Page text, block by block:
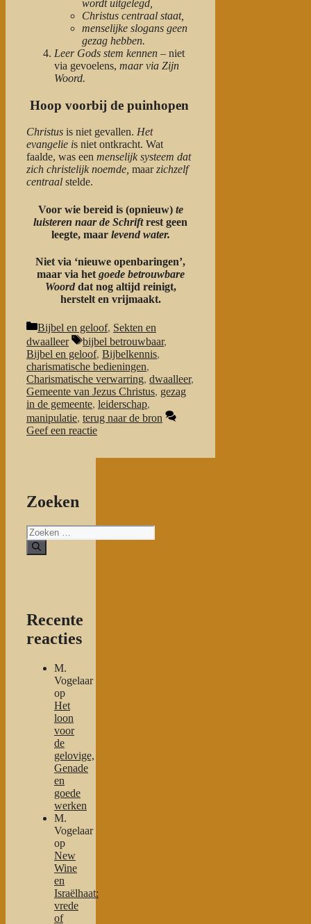
wordt uitgelegd,
Christus centraal staat,
menselijke slogans geen
gezag hebben.
Leer Gods stem kennen – niet
via gevoelens, maar via Zijn
Woord.
Hoop voorbij de puinhopen
Christus is niet gevallen. Het
evangelie is niet ontkracht. Wat
faalde, was een menselijk systeem dat
zich christelijk noemde, maarzichzelf
centraal stelde.
Voor wie bereid is (opnieuw) te
luisteren naar de Schriftrest geen
leegte, maar levend water.
Niet via ‘nieuwe openbaringen’,
maar via hetgoede betrouwbare
Woorddat nog altijd reinigt,
herstelt en vrijmaakt.
Categorieën
Bijbel en geloof, Sekten en
dwaalleer
Tags
bijbel betrouwbaar,
Bijbel en geloof, Bijbelkennis,
charismatische bedieningen,
Charismatische verwarring, dwaalleer,
Gemeente van Jezus Christus, gezag
in de gemeente, leiderschap,
manipulatie, terug naar de bron
Geef een reactie
Zoeken
Zoeken
naar:
Recente
reacties
M.
Vogelaar
op
Het
loon
voor
de
gelovige,
Genade
en
goede
werken
M.
Vogelaar
op
New
Wine
en
Israëlhaat:
vrede
of